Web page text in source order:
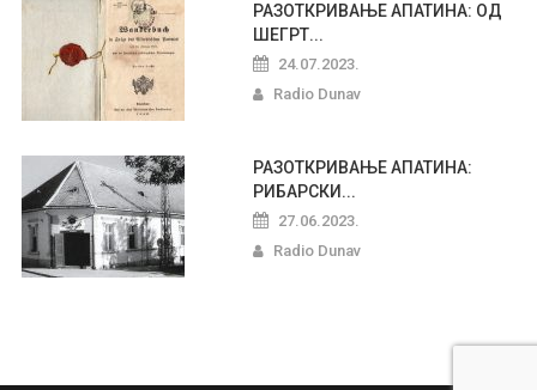
РАЗОТКРИВАЊЕ АПАТИНА: ОД
ШЕГРТ...
24.07.2023.
Radio Dunav
РАЗОТКРИВАЊЕ АПАТИНА:
РИБАРСКИ...
27.06.2023.
Radio Dunav